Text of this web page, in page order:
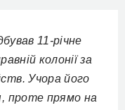
11-річне
колонії за
Учора його
проте прямо на